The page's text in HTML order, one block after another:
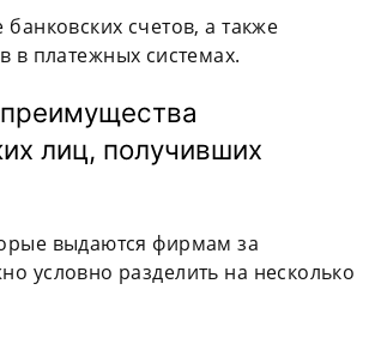
банковских счетов, а также
в платежных системах.
лиц, получивших
выдаются фирмам за
условно разделить на несколько